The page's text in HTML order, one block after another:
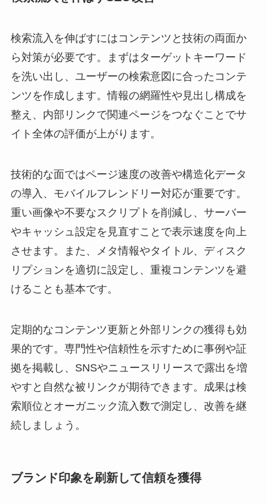
検索流入を伸ばすにはコンテンツと技術の両面か
ら対策が必要です。まずはターゲットキーワード
を洗い出し、ユーザーの検索意図に合ったコンテ
ンツを作成します。情報の網羅性や見出し構成を
整え、内部リンクで関連ページをつなぐことでサ
イト全体の評価が上がります。
技術的な面ではページ速度の改善や構造化データ
の導入、モバイルフレンドリー対応が重要です。
重い画像や不要なスクリプトを削減し、サーバー
やキャッシュ設定を見直すことで表示速度を向上
させます。また、メタ情報やタイトル、ディスク
リプションを適切に設定し、重複コンテンツを避
けることも基本です。
定期的なコンテンツ更新と外部リンクの獲得も効
果的です。専門性や信頼性を示すために事例や証
拠を掲載し、SNSやニュースリリースで露出を増
やすと自然な被リンクが期待できます。成果は検
索順位とオーガニック流入数で測定し、改善を継
続しましょう。
ブランド印象を刷新して信頼を獲得